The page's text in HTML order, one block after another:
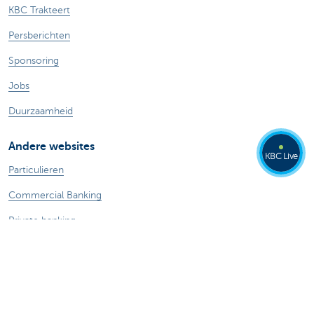
KBC Trakteert
Persberichten
Sponsoring
Jobs
Duurzaamheid
Andere websites
Particulieren
Commercial Banking
Private banking
KBC Live